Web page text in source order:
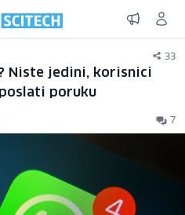
33
Niste jedini, korisnici
poruku
7